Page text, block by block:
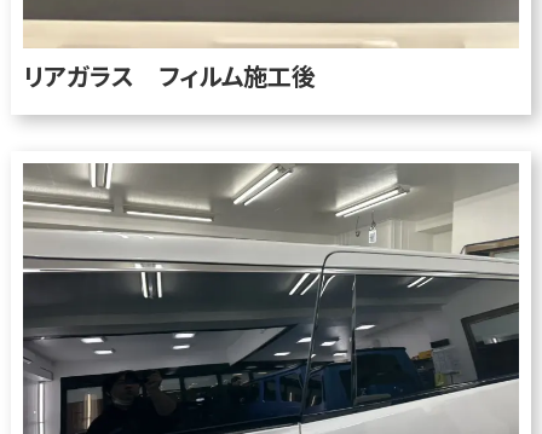
リアガラス フィルム施工後